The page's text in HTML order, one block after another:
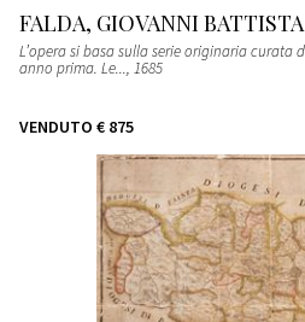
FALDA, GIOVANNI
L’opera si basa sulla serie originaria curata
anno prima. Le..., 1685
VENDUTO € 875